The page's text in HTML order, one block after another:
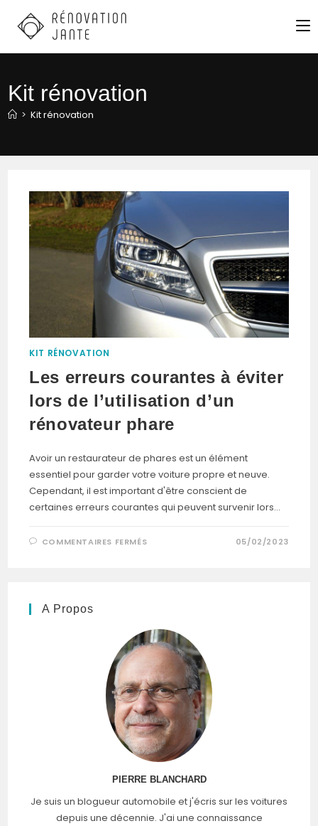
content
Kit rénovation
> Kit rénovation
KIT RÉNOVATION
Les erreurs courantes à éviter
lors de l’utilisation d’un
rénovateur phare
Avoir un restaurateur de phares est un élément
essentiel pour garder votre voiture propre et neuve.
Cependant, il est important d'être conscient de
certaines erreurs courantes qui peuvent survenir lors…
COMMENTAIRES FERMÉSSUR
RÉNOVATEUR
PHARE
05/02/2023
A Propos
PIERRE BLANCHARD
Je suis un blogueur automobile et j'écris sur les voitures
depuis une décennie. J'ai une connaissance